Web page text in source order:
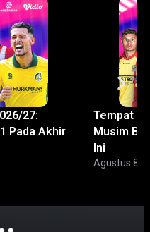
27:
Pada Akhir
Tempat
Musim
Ini
Agustus 8,